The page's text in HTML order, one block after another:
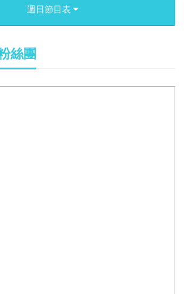
週日節目表
絲團